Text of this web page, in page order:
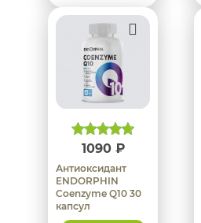
1090 ₽
Антиоксидант
ENDORPHIN
Coenzyme Q10 30
капсул